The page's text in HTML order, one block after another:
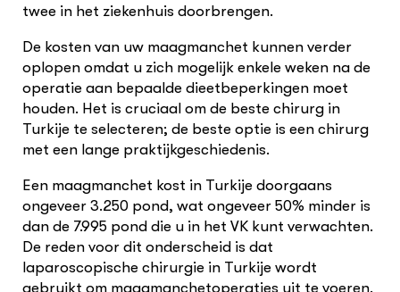
twee in het ziekenhuis doorbrengen.
De kosten van uw maagmanchet kunnen verder
oplopen omdat u zich mogelijk enkele weken na de
operatie aan bepaalde dieetbeperkingen moet
houden. Het is cruciaal om de beste chirurg in
Turkije te selecteren; de beste optie is een chirurg
met een lange praktijkgeschiedenis.
Een maagmanchet kost in Turkije doorgaans
ongeveer 3.250 pond, wat ongeveer 50% minder is
dan de 7.995 pond die u in het VK kunt verwachten.
De reden voor dit onderscheid is dat
laparoscopische chirurgie in Turkije wordt
gebruikt om maagmanchetoperaties uit te voeren.